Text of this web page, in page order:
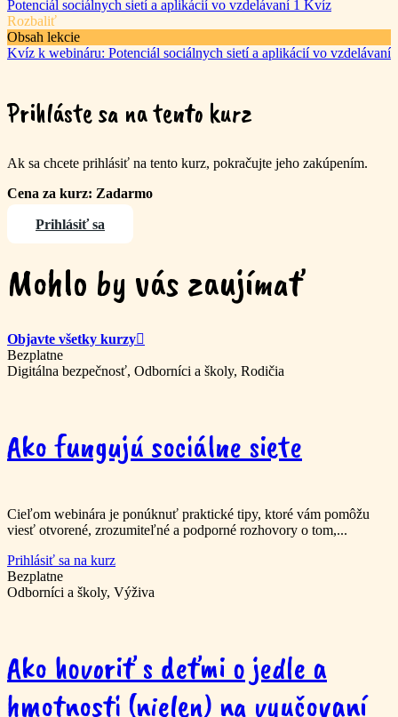
Potenciál sociálnych sietí a aplikácií vo vzdelávaní 1 Kvíz
Rozbaliť
Obsah lekcie
Kvíz k webináru: Potenciál sociálnych sietí a aplikácií vo vzdelávaní
Prihláste sa na tento kurz
Ak sa chcete prihlásiť na tento kurz, pokračujte jeho zakúpením.
Cena za kurz: Zadarmo
Prihlásiť sa
Mohlo by vás zaujímať
Objavte všetky kurzy
Bezplatne
Digitálna bezpečnosť, Odborníci a školy, Rodičia
Ako fungujú sociálne siete
Cieľom webinára je ponúknuť praktické tipy, ktoré vám pomôžu
viesť otvorené, zrozumiteľné a podporné rozhovory o tom,...
Prihlásiť sa na kurz
Bezplatne
Odborníci a školy, Výživa
Ako hovoriť s deťmi o jedle a
hmotnosti (nielen) na vyučovaní